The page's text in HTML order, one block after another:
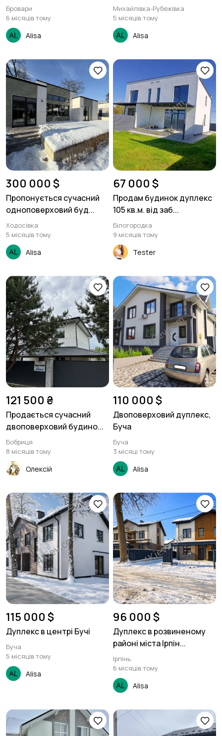
Бровари
6 місяців тому
Alisa
Михайлівка-Рубежівка
5 місяців тому
Alisa
300 000 $
Пропонується сучасний
одноповерховий буд...
Ходосівка
5 місяців тому
Alisa
67 000 $
Продам будинок дуплекс
105 кв.м. від заб...
Білогородка
9 місяців тому
Tester
121 500 ₴
Продається сучасний
двоповерховий будино...
Бобриця
8 місяців тому
Олексій
110 000 $
Двоповерховий дуплекс,
Буча
Буча
3 місяці тому
Alisa
115 000 $
Дуплекс в центрі Бучі
Буча
5 місяців тому
Alisa
96 000 $
Дуплекс в розвиненому
районі міста Ірпін...
Ірпінь
6 місяців тому
Alisa